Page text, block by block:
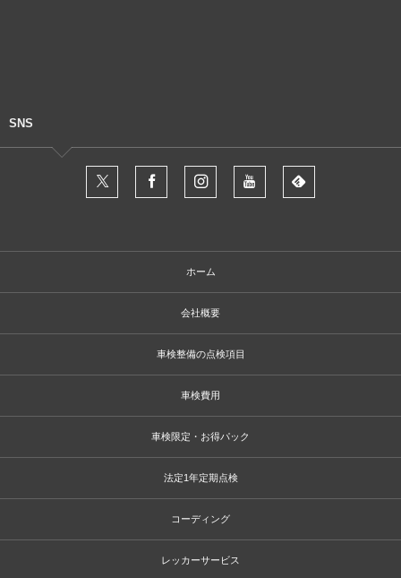
SNS
ホーム
会社概要
車検整備の点検項目
車検費用
車検限定・お得パック
法定1年定期点検
コーディング
レッカーサービス